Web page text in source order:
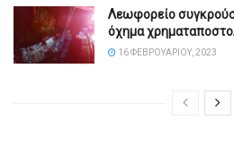
Λεωφορείο
όχημα
16 ΦΕΒΡΟΥΑΡΊΟΥ, 2023